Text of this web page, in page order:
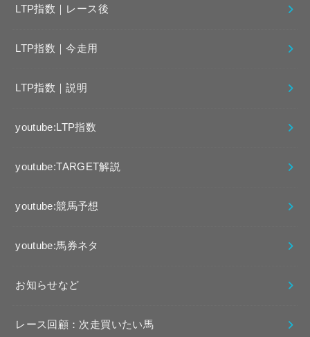
LTP指数｜レース後
LTP指数｜今走用
LTP指数｜説明
youtube:LTP指数
youtube:TARGET解説
youtube:競馬予想
youtube:馬券ネタ
お知らせなど
レース回顧：次走買いたい馬